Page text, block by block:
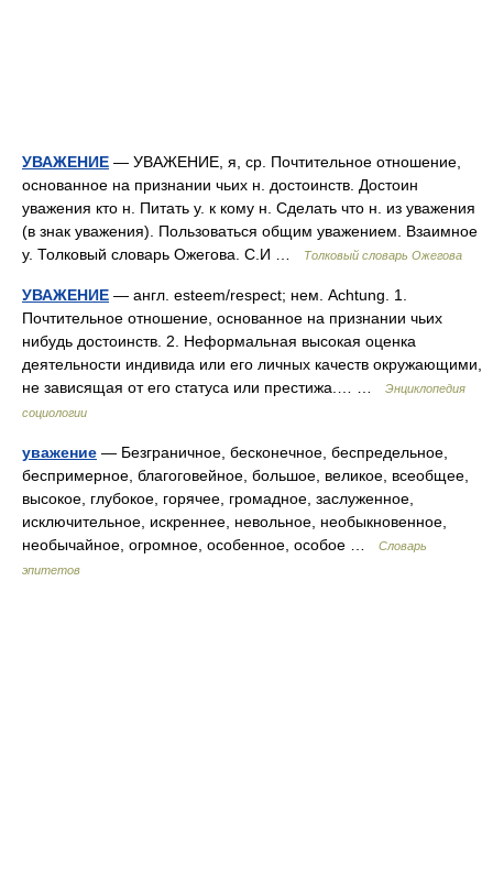
УВАЖЕНИЕ — УВАЖЕНИЕ, я, ср. Почтительное отношение,
основанное на признании чьих н. достоинств. Достоин
уважения кто н. Питать у. к кому н. Сделать что н. из уважения
(в знак уважения). Пользоваться общим уважением. Взаимное
у. Толковый словарь Ожегова. С.И …
Толковый словарь Ожегова
УВАЖЕНИЕ — англ. esteem/respect; нем. Achtung. 1.
Почтительное отношение, основанное на признании чьих
нибудь достоинств. 2. Неформальная высокая оценка
деятельности индивида или его личных качеств окружающими,
не зависящая от его статуса или престижа.… …
Энциклопедия
социологии
уважение — Безграничное, бесконечное, беспредельное,
беспримерное, благоговейное, большое, великое, всеобщее,
высокое, глубокое, горячее, громадное, заслуженное,
исключительное, искреннее, невольное, необыкновенное,
необычайное, огромное, особенное, особое …
Словарь
эпитетов